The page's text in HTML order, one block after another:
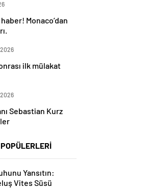
Monaco’dan
ilk mülakat
Sebastian Kurz
Yansıtın:
Vites Süsü